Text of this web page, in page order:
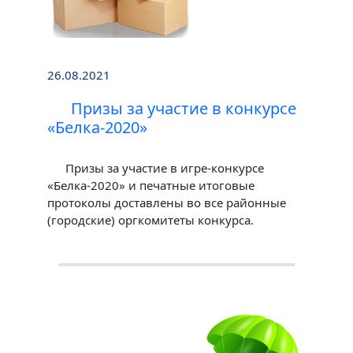
26.08.2021
Призы за участие в конкурсе
«Белка-2020»
Призы за участие в игре-конкурсе
«Белка-2020» и печатные итоговые
протоколы доставлены во все районные
(городские) оргкомитеты конкурса.